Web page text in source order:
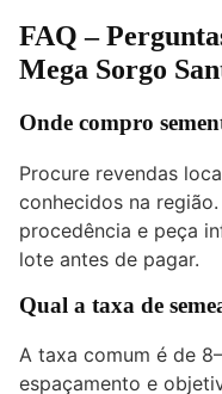
FAQ –
Mega Sorgo
Onde compro
Procure revendas
conhecidos na
procedência e peça
lote antes de pagar.
Qual a taxa de
A taxa comum é de
espaçamento e